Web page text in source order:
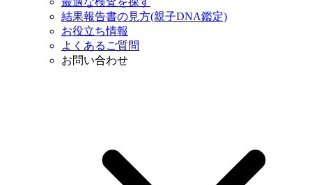
結果報告書の見方(親子DNA鑑定)
お役立ち情報
よくあるご質問
お問い合わせ